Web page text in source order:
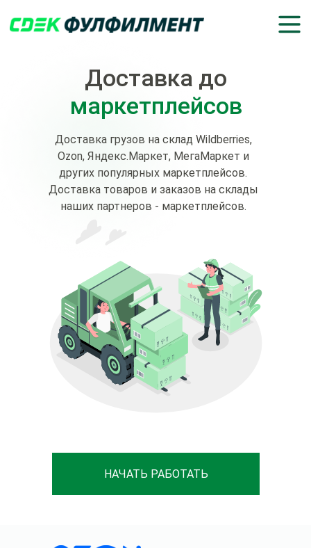
Доставка до
маркетплейсов
Доставка грузов на склад Wildberries,
Ozon, Яндекс.Маркет, МегаМаркет и
других популярных маркетплейсов.
Доставка товаров и заказов на склады
наших партнеров - маркетплейсов.
НАЧАТЬ РАБОТАТЬ